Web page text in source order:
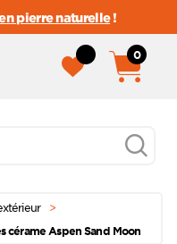
pierre naturelle!
0
>
cérame Aspen Sand Moon